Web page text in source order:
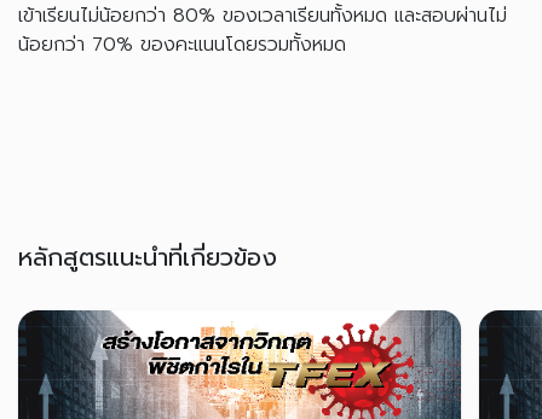
เข้าเรียนไม่น้อยกว่า 80% ของเวลาเรียนทั้งหมด และสอบผ่านไม่
น้อยกว่า 70% ของคะแนนโดยรวมทั้งหมด
หลักสูตรแนะนำที่เกี่ยวข้อง